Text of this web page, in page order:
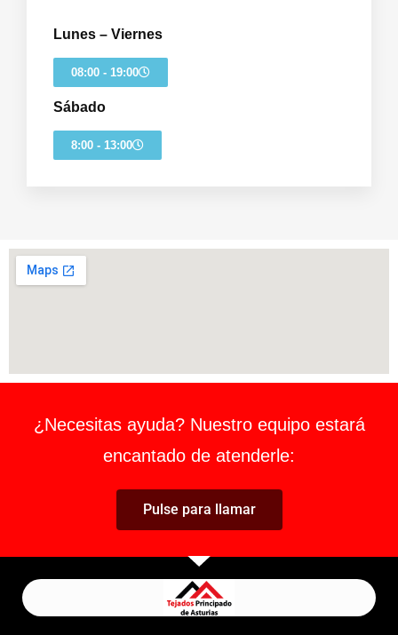
Lunes – Viernes
08:00 - 19:00
Sábado
8:00 - 13:00
¿Necesitas ayuda? Nuestro equipo estará
encantado de atenderle:
Pulse para llamar